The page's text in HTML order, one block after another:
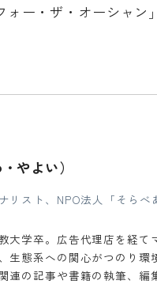
ー・ザ・オーシャン
やよい）
リスト、NPO法人「そらべ
大学卒。広告代理店を経
生態系への関心がつのり
連の記事や書籍の執筆、